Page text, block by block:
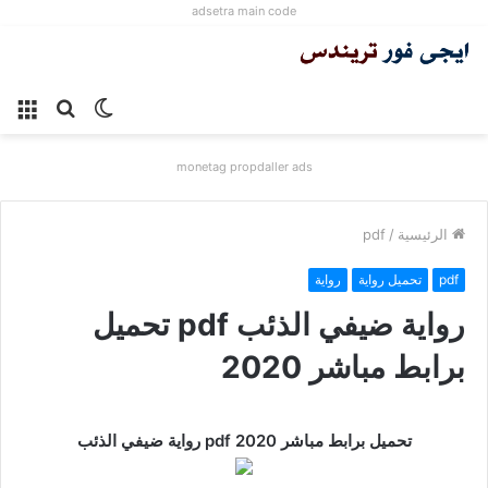
adsetra main code
بحث الوضع
monetag propdaller ads
الرئيسية /
pdf
pdf تحميل رواية رواية
رواية ضيفي الذئب pdf تحميل
برابط مباشر 2020
رواية ضيفي الذئب pdf تحميل برابط مباشر 2020